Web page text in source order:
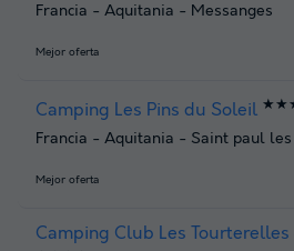
Francia - Aquitania - Messanges
Mejor oferta
Camping Les Pins du Soleil
Francia - Aquitania - Saint paul les
Mejor oferta
Camping Club Les Tourterelles